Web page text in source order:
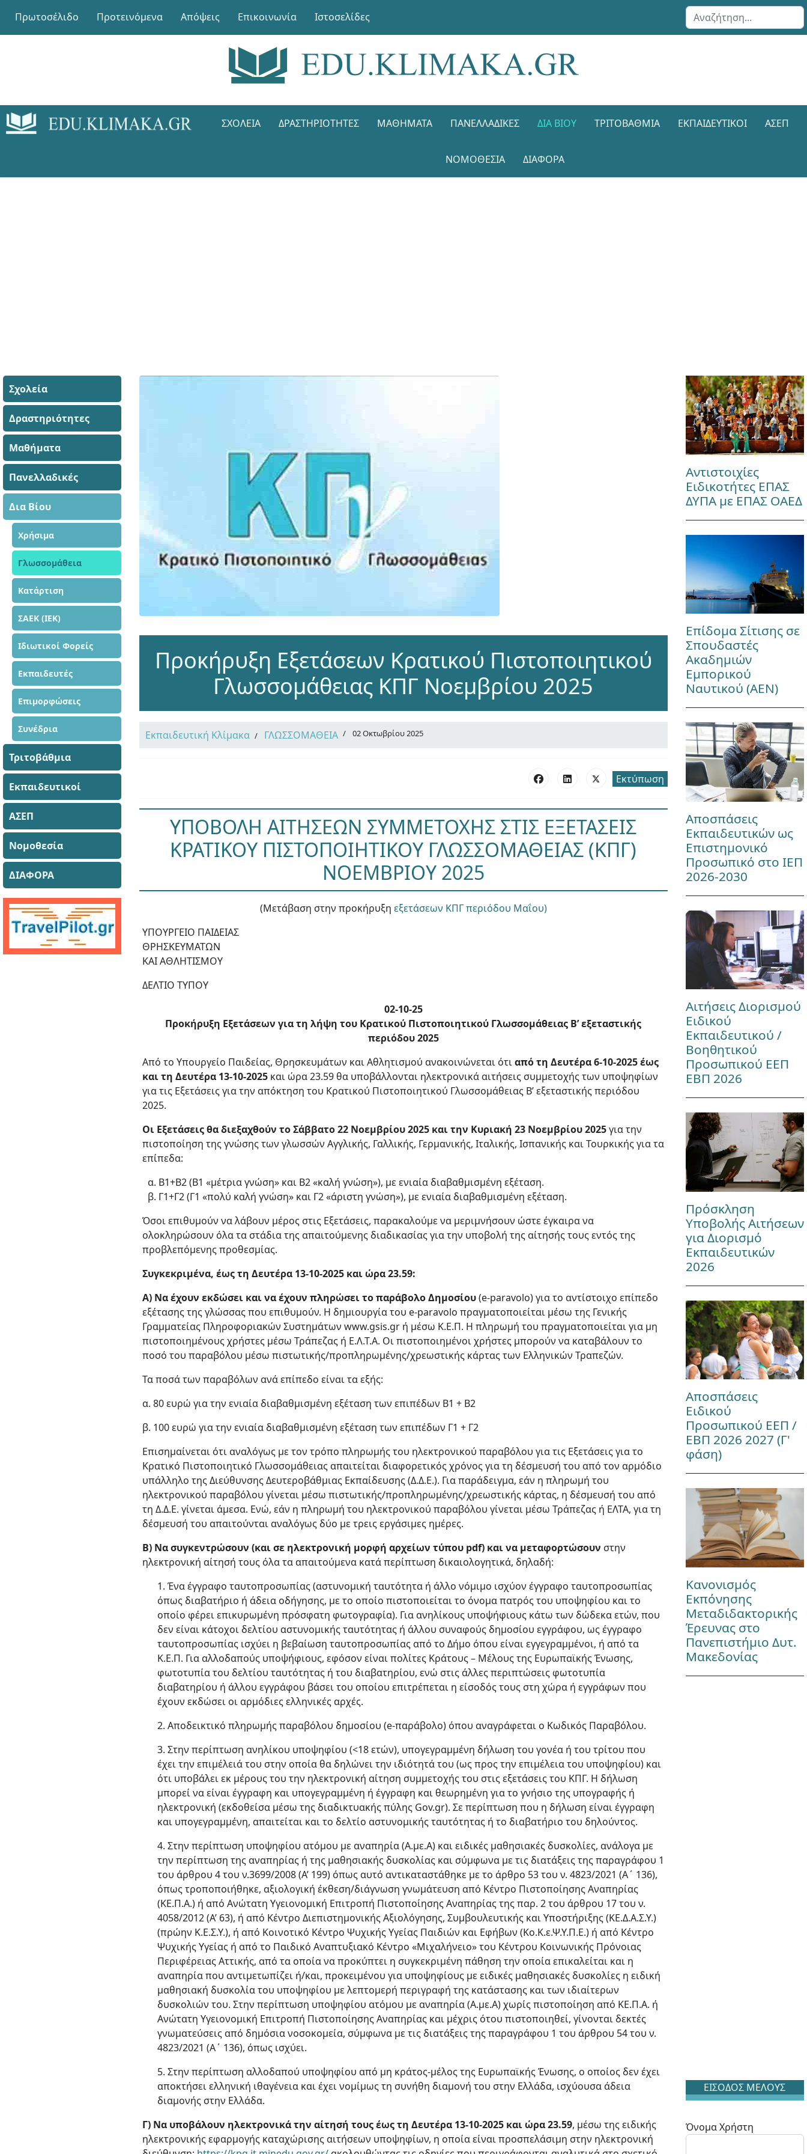
Πρωτοσέλιδο Προτεινόμενα Απόψεις Επικοινωνία Ιστοσελίδες Αναζήτηση...
ΣΧΟΛΕΊΑ ΔΡΑΣΤΗΡΙΌΤΗΤΕΣ ΜΑΘΉΜΑΤΑ ΠΑΝΕΛΛΑΔΙΚΈΣ ΔΙΑ ΒΊΟΥ ΤΡΙΤΟΒΆΘΜΙΑ ΕΚΠΑΙΔΕΥΤΙΚΟΊ ΑΣΕΠ
ΝΟΜΟΘΕΣΊΑ ΔΙΑΦΟΡΑ
Σχολεία
Δραστηριότητες
Μαθήματα
Πανελλαδικές
Δια Βίου
Χρήσιμα
Γλωσσομάθεια
Κατάρτιση
ΣΑΕΚ (ΙΕΚ)
Ιδιωτικοί Φορείς
Εκπαιδευτές
Επιμορφώσεις
Συνέδρια
Τριτοβάθμια
Εκπαιδευτικοί
ΑΣΕΠ
Νομοθεσία
ΔΙΑΦΟΡΑ
Προκήρυξη Εξετάσεων Κρατικού Πιστοποιητικού
Γλωσσομάθειας ΚΠΓ Νοεμβρίου 2025
Εκπαιδευτική Κλίμακα ΓΛΩΣΣΟΜΑΘΕΙΑ 02 Οκτωβρίου 2025
Εκτύπωση
ΥΠΟΒΟΛΗ ΑΙΤΗΣΕΩΝ ΣΥΜΜΕΤΟΧΗΣ ΣΤΙΣ ΕΞΕΤΑΣΕΙΣ
ΚΡΑΤΙΚΟΥ ΠΙΣΤΟΠΟΙΗΤΙΚΟΥ ΓΛΩΣΣΟΜΑΘΕΙΑΣ (ΚΠΓ)
ΝΟΕΜΒΡΙΟΥ 2025
(Μετάβαση στην προκήρυξη εξετάσεων ΚΠΓ περιόδου Μαΐου)
ΥΠΟΥΡΓΕΙΟ ΠΑΙΔΕΙΑΣ
ΘΡΗΣΚΕΥΜΑΤΩΝ
ΚΑΙ ΑΘΛΗΤΙΣΜΟΥ
ΔΕΛΤΙΟ ΤΥΠΟΥ
02-10-25
Προκήρυξη Εξετάσεων για τη λήψη του Κρατικού Πιστοποιητικού Γλωσσομάθειας Β’ εξεταστικής
περιόδου 2025
Από το Υπουργείο Παιδείας, Θρησκευμάτων και Αθλητισμού ανακοινώνεται ότιαπό τη Δευτέρα 6-10-2025 έως
και τη Δευτέρα 13-10-2025 και ώρα 23.59 θα υποβάλλονται ηλεκτρονικά αιτήσεις συμμετοχής των υποψηφίων
για τις Εξετάσεις για την απόκτηση του Κρατικού Πιστοποιητικού Γλωσσομάθειας Β’ εξεταστικής περιόδου
2025.
Οι Εξετάσεις θα διεξαχθούν το Σάββατο 22 Νοεμβρίου 2025 και την Κυριακή 23 Νοεμβρίου 2025για την
πιστοποίηση της γνώσης των γλωσσών Αγγλικής, Γαλλικής, Γερμανικής, Ιταλικής, Ισπανικής και Τουρκικής για τα
επίπεδα:
Β1+Β2 (Β1 «μέτρια γνώση» και Β2 «καλή γνώση»), με ενιαία διαβαθμισμένη εξέταση.
Γ1+Γ2 (Γ1 «πολύ καλή γνώση» και Γ2 «άριστη γνώση»), με ενιαία διαβαθμισμένη εξέταση.
Όσοι επιθυμούν να λάβουν μέρος στις Εξετάσεις, παρακαλούμε να μεριμνήσουν ώστε έγκαιρα να
ολοκληρώσουν όλα τα στάδια της απαιτούμενης διαδικασίας για την υποβολή της αίτησής τους εντός της
προβλεπόμενης προθεσμίας.
Συγκεκριμένα, έως τη Δευτέρα 13-10-2025 και ώρα 23.59:
Α) Να έχουν εκδώσει και να έχουν πληρώσει το παράβολο Δημοσίου(e-paravolo) για το αντίστοιχο επίπεδο
εξέτασης της γλώσσας που επιθυμούν. Η δημιουργία του e-paravolo πραγματοποιείται μέσω της Γενικής
Γραμματείας Πληροφοριακών Συστημάτων www.gsis.gr ή μέσω Κ.Ε.Π. Η πληρωμή του πραγματοποιείται για μη
πιστοποιημένους χρήστες μέσω Τράπεζας ή Ε.Λ.Τ.Α. Οι πιστοποιημένοι χρήστες μπορούν να καταβάλουν το
ποσό του παραβόλου μέσω πιστωτικής/προπληρωμένης/χρεωστικής κάρτας των Ελληνικών Τραπεζών.
Τα ποσά των παραβόλων ανά επίπεδο είναι τα εξής:
α. 80 ευρώ για την ενιαία διαβαθμισμένη εξέταση των επιπέδων Β1 + Β2
β. 100 ευρώ για την ενιαία διαβαθμισμένη εξέταση των επιπέδων Γ1 + Γ2
Επισημαίνεται ότι αναλόγως με τον τρόπο πληρωμής του ηλεκτρονικού παραβόλου για τις Εξετάσεις για το
Κρατικό Πιστοποιητικό Γλωσσομάθειας απαιτείται διαφορετικός χρόνος για τη δέσμευσή του από τον αρμόδιο
υπάλληλο της Διεύθυνσης Δευτεροβάθμιας Εκπαίδευσης (Δ.Δ.Ε.). Για παράδειγμα, εάν η πληρωμή του
ηλεκτρονικού παραβόλου γίνεται μέσω πιστωτικής/προπληρωμένης/χρεωστικής κάρτας, η δέσμευσή του από
τη Δ.Δ.Ε. γίνεται άμεσα. Ενώ, εάν η πληρωμή του ηλεκτρονικού παραβόλου γίνεται μέσω Τράπεζας ή ΕΛΤΑ, για τη
δέσμευσή του απαιτούνται αναλόγως δύο με τρεις εργάσιμες ημέρες.
Β) Να συγκεντρώσουν (και σε ηλεκτρονική μορφή αρχείων τύπου pdf) και να μεταφορτώσουν στην
ηλεκτρονική αίτησή τους όλα τα απαιτούμενα κατά περίπτωση δικαιολογητικά, δηλαδή:
1. Ένα έγγραφο ταυτοπροσωπίας (αστυνομική ταυτότητα ή άλλο νόμιμο ισχύον έγγραφο ταυτοπροσωπίας
όπως διαβατήριο ή άδεια οδήγησης, με το οποίο πιστοποιείται το όνομα πατρός του υποψηφίου και το
οποίο φέρει επικυρωμένη πρόσφατη φωτογραφία). Για ανηλίκους υποψήφιους κάτω των δώδεκα ετών, που
δεν είναι κάτοχοι δελτίου αστυνομικής ταυτότητας ή άλλου συναφούς δημοσίου εγγράφου, ως έγγραφο
ταυτοπροσωπίας ισχύει η βεβαίωση ταυτοπροσωπίας από το Δήμο όπου είναι εγγεγραμμένοι, ή από τα
Κ.Ε.Π. Για αλλοδαπούς υποψήφιους, εφόσον είναι πολίτες Κράτους – Μέλους της Ευρωπαϊκής Ένωσης,
φωτοτυπία του δελτίου ταυτότητας ή του διαβατηρίου, ενώ στις άλλες περιπτώσεις φωτοτυπία
διαβατηρίου ή άλλου εγγράφου βάσει του οποίου επιτρέπεται η είσοδός τους στη χώρα ή εγγράφων που
έχουν εκδώσει οι αρμόδιες ελληνικές αρχές.
2. Αποδεικτικό πληρωμής παραβόλου δημοσίου (e-παράβολο) όπου αναγράφεται ο Κωδικός Παραβόλου.
3. Στην περίπτωση ανηλίκου υποψηφίου (<18 ετών), υπογεγραμμένη δήλωση του γονέα ή του τρίτου που
έχει την επιμέλειά του στην οποία θα δηλώνει την ιδιότητά του (ως προς την επιμέλεια του υποψηφίου) και
ότι υποβάλει εκ μέρους του την ηλεκτρονική αίτηση συμμετοχής του στις εξετάσεις του ΚΠΓ. Η δήλωση
μπορεί να είναι έγγραφη και υπογεγραμμένη ή έγγραφη και θεωρημένη για το γνήσιο της υπογραφής ή
ηλεκτρονική (εκδοθείσα μέσω της διαδικτυακής πύλης Gov.gr). Σε περίπτωση που η δήλωση είναι έγγραφη
και υπογεγραμμένη, απαιτείται και το δελτίο αστυνομικής ταυτότητας ή το διαβατήριο του δηλούντος.
4. Στην περίπτωση υποψηφίου ατόμου με αναπηρία (Α.με.Α) και ειδικές μαθησιακές δυσκολίες, ανάλογα με
την περίπτωση της αναπηρίας ή της μαθησιακής δυσκολίας και σύμφωνα με τις διατάξεις της παραγράφου 1
του άρθρου 4 του ν.3699/2008 (Α’ 199) όπως αυτό αντικαταστάθηκε με το άρθρο 53 του ν. 4823/2021 (Α΄ 136),
όπως τροποποιήθηκε, αξιολογική έκθεση/διάγνωση γνωμάτευση από Κέντρο Πιστοποίησης Αναπηρίας
(ΚΕ.Π.Α.) ή από Ανώτατη Υγειονομική Επιτροπή Πιστοποίησης Αναπηρίας της παρ. 2 του άρθρου 17 του ν.
4058/2012 (Α’ 63), ή από Κέντρο Διεπιστημονικής Αξιολόγησης, Συμβουλευτικής και Υποστήριξης (ΚΕ.Δ.Α.Σ.Υ.)
(πρώην Κ.Ε.Σ.Υ.), ή από Κοινοτικό Κέντρο Ψυχικής Υγείας Παιδιών και Εφήβων (Κο.Κ.ε.Ψ.Υ.Π.Ε.) ή από Κέντρο
Ψυχικής Υγείας ή από το Παιδικό Αναπτυξιακό Κέντρο «Μιχαλήνειο» του Κέντρου Κοινωνικής Πρόνοιας
Περιφέρειας Αττικής, από τα οποία να προκύπτει η συγκεκριμένη πάθηση την οποία επικαλείται και η
αναπηρία που αντιμετωπίζει ή/και, προκειμένου για υποψηφίους με ειδικές μαθησιακές δυσκολίες η ειδική
μαθησιακή δυσκολία του υποψηφίου με λεπτομερή περιγραφή της κατάστασης και των ιδιαίτερων
δυσκολιών του. Στην περίπτωση υποψηφίου ατόμου με αναπηρία (Α.με.Α) χωρίς πιστοποίηση από ΚΕ.Π.Α. ή
Ανώτατη Υγειονομική Επιτροπή Πιστοποίησης Αναπηρίας και μέχρις ότου πιστοποιηθεί, γίνονται δεκτές
γνωματεύσεις από δημόσια νοσοκομεία, σύμφωνα με τις διατάξεις της παραγράφου 1 του άρθρου 54 του ν.
4823/2021 (Α΄ 136), όπως ισχύει.
5. Στην περίπτωση αλλοδαπού υποψηφίου από μη κράτος-μέλος της Ευρωπαϊκής Ένωσης, ο οποίος δεν έχει
αποκτήσει ελληνική ιθαγένεια και έχει νομίμως τη συνήθη διαμονή του στην Ελλάδα, ισχύουσα άδεια
διαμονής στην Ελλάδα.
Γ) Να υποβάλουν ηλεκτρονικά την αίτησή τους έως τη Δευτέρα 13-10-2025 και ώρα 23.59, μέσω της ειδικής
ηλεκτρονικής εφαρμογής καταχώρισης αιτήσεων υποψηφίων, η οποία είναι προσπελάσιμη στην ηλεκτρονική
Αντιστοιχίες
Ειδικοτήτες ΕΠΑΣ
ΔΥΠΑ με ΕΠΑΣ ΟΑΕΔ
Επίδομα Σίτισης σε
Σπουδαστές
Ακαδημιών
Εμπορικού
Ναυτικού (ΑΕΝ)
Αποσπάσεις
Εκπαιδευτικών ως
Επιστημονικό
Προσωπικό στο ΙΕΠ
2026-2030
Αιτήσεις Διορισμού
Ειδικού
Εκπαιδευτικού /
Βοηθητικού
Προσωπικού ΕΕΠ
ΕΒΠ 2026
Πρόσκληση
Υποβολής Αιτήσεων
για Διορισμό
Εκπαιδευτικών
2026
Αποσπάσεις
Ειδικού
Προσωπικού ΕΕΠ /
ΕΒΠ 2026 2027 (Γ'
φάση)
Κανονισμός
Εκπόνησης
Μεταδιδακτορικής
Έρευνας στο
Πανεπιστήμιο Δυτ.
Μακεδονίας
ΕΙΣΟΔΟΣ ΜΕΛΟΥΣ
Όνομα Χρήστη